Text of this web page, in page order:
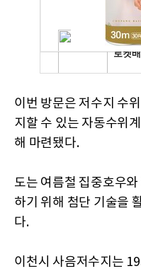
이번 방문은 저수지 수
지할 수 있는 자동수위
해 마련됐다.
도는 여름철 집중호우
하기 위해 첨단 기술을
다.
이천시 사음저수지는